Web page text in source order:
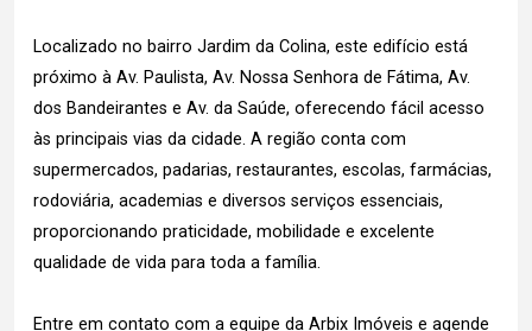
Localizado no bairro Jardim da Colina, este edifício está
próximo à Av. Paulista, Av. Nossa Senhora de Fátima, Av.
dos Bandeirantes e Av. da Saúde, oferecendo fácil acesso
às principais vias da cidade. A região conta com
supermercados, padarias, restaurantes, escolas, farmácias,
rodoviária, academias e diversos serviços essenciais,
proporcionando praticidade, mobilidade e excelente
qualidade de vida para toda a família.
Entre em contato com a equipe da Arbix Imóveis e agende